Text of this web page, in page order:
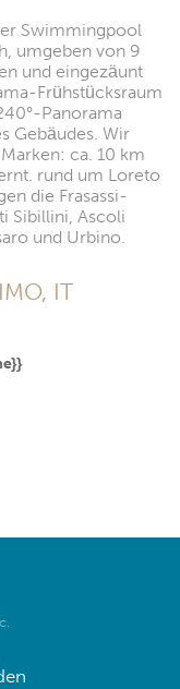
Swimmingpool
umgeben von 9
und eingezäunt
Frühstücksraum
Panorama
Gebäudes. Wir
ca. 10 km
rund um Loreto
die Frasassi-
Sibillini, Ascoli
und Urbino.
IT